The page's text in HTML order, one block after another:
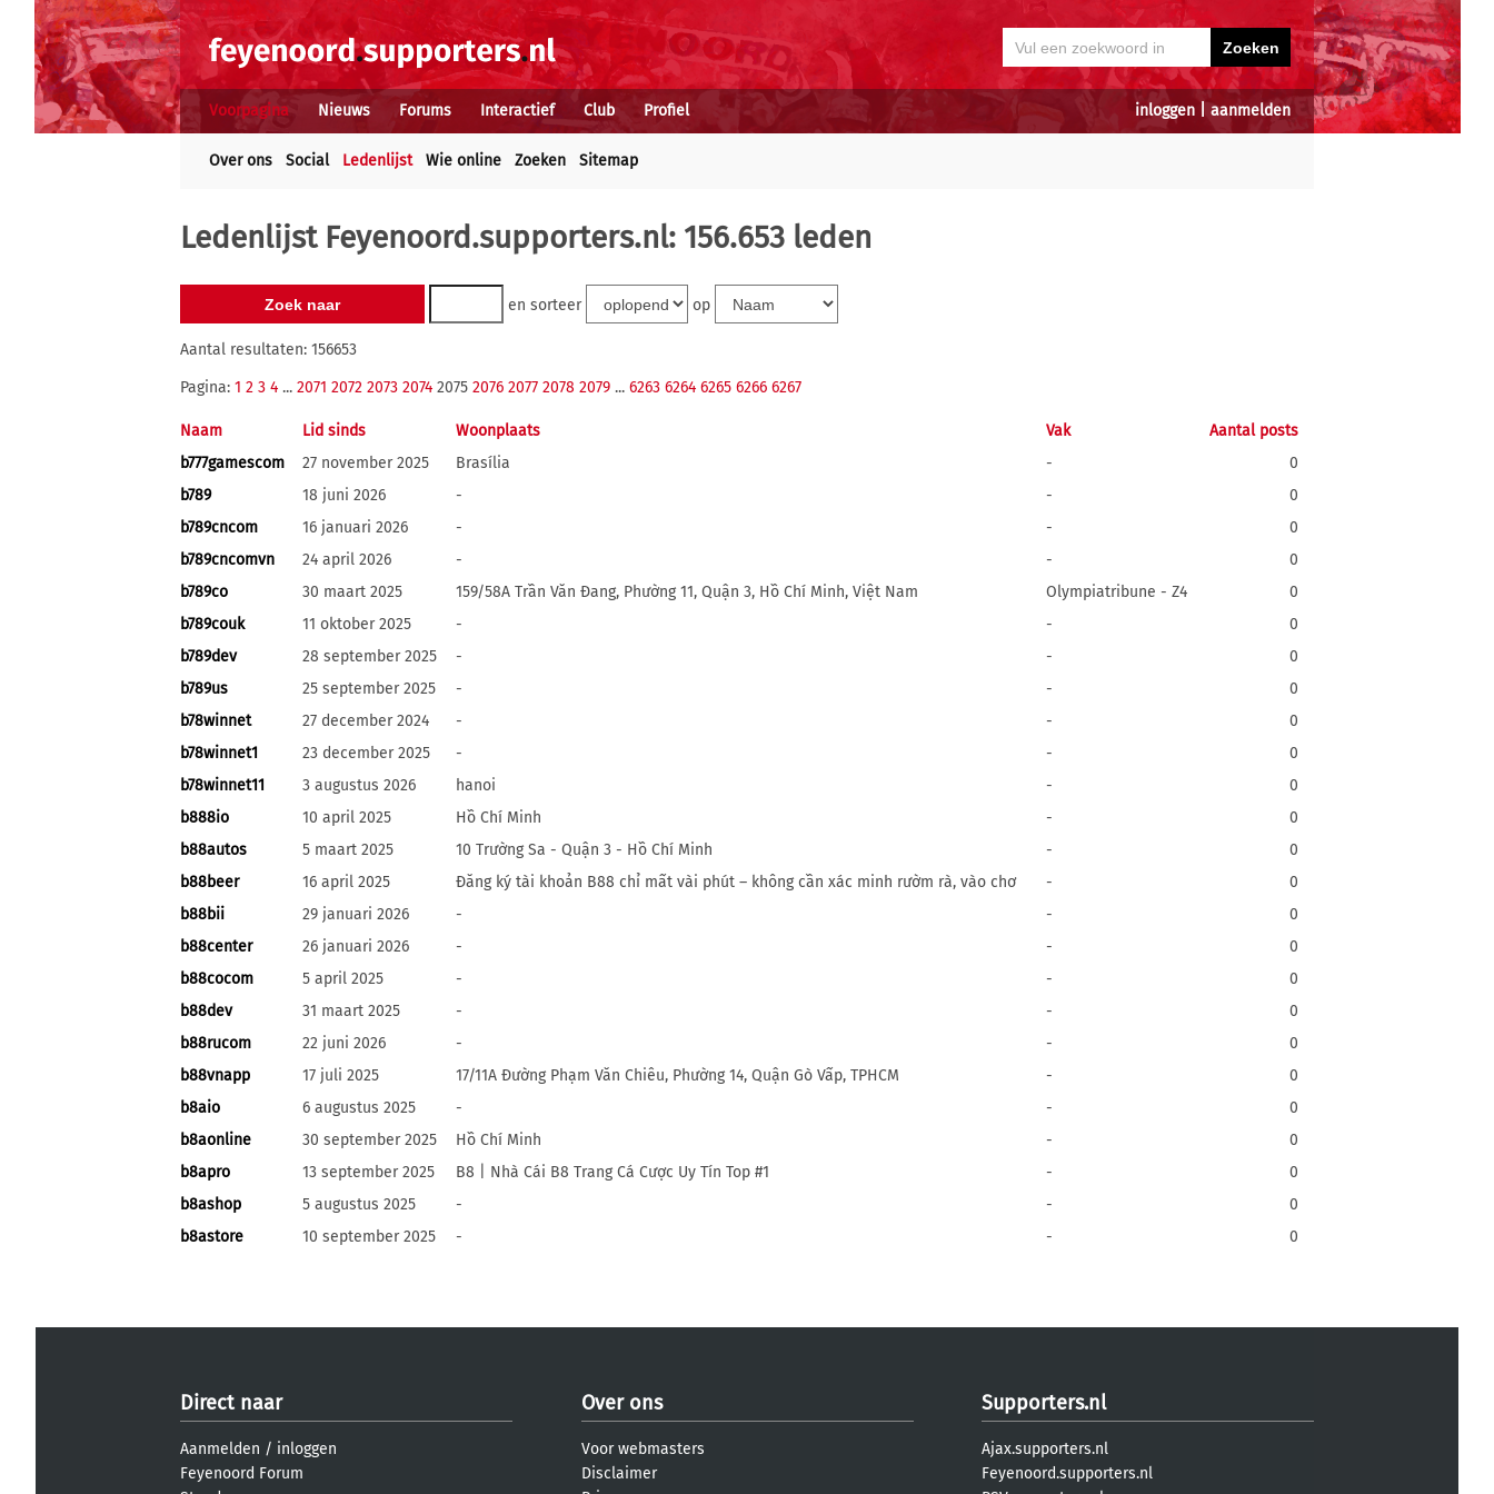
inloggen aanmelden
Voorpagina Nieuws Forums Interactief Club Profiel
Over ons Social Ledenlijst Wie online Zoeken Sitemap
Ledenlijst Feyenoord.supporters.nl: 156.653 leden
en sorteer op
Aantal resultaten: 156653
Pagina: 1 2 3 4 ... 2071 2072 2073 2074 2075 2076 2077 2078 2079 ... 6263 6264 6265 6266 6267
Naam Lid sinds Woonplaats Vak
Aantal posts
b777gamescom
27 november 2025 Brasília -
0
b789
18 juni 2026 - -
0
b789cncom
16 januari 2026 - -
0
b789cncomvn
24 april 2026 - -
0
b789co
30 maart 2025 159/58A Trần Văn Đang, Phường 11, Quận 3, Hồ Chí Minh, Việt Nam Olympiatribune - Z4
0
b789couk
11 oktober 2025 - -
0
b789dev
28 september 2025 - -
0
b789us
25 september 2025 - -
0
b78winnet
27 december 2024 - -
0
b78winnet1
23 december 2025 - -
0
b78winnet11
3 augustus 2026 hanoi -
0
b888io
10 april 2025 Hồ Chí Minh -
0
b88autos
5 maart 2025 10 Trường Sa - Quận 3 - Hồ Chí Minh -
0
b88beer
16 april 2025 Đăng ký tài khoản B88 chỉ mất vài phút – không cần xác minh rườm rà, vào chơ -
0
b88bii
29 januari 2026 - -
0
b88center
26 januari 2026 - -
0
b88cocom
5 april 2025 - -
0
b88dev
31 maart 2025 - -
0
b88rucom
22 juni 2026 - -
0
b88vnapp
17 juli 2025 17/11A Đường Phạm Văn Chiêu, Phường 14, Quận Gò Vấp, TPHCM -
0
b8aio
6 augustus 2025 - -
0
b8aonline
30 september 2025 Hồ Chí Minh -
0
b8apro
13 september 2025 B8 | Nhà Cái B8 Trang Cá Cược Uy Tín Top #1 -
0
b8ashop
5 augustus 2025 - -
0
b8astore
10 september 2025 - - 0
Direct naar
Aanmelden / inloggen
Feyenoord Forum
Over ons
Voor webmasters
Disclaimer
Supporters.nl
Ajax.supporters.nl
Feyenoord.supporters.nl